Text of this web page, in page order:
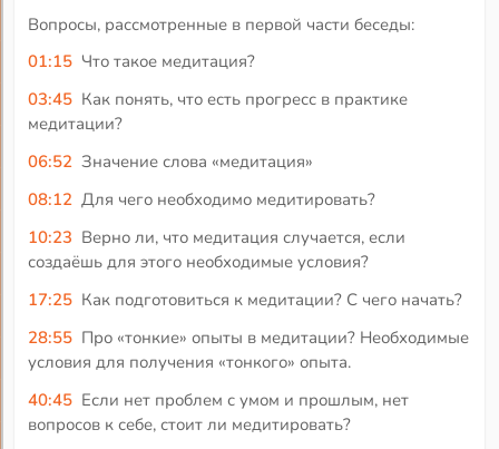
Вопросы, рассмотренные в первой части беседы:
01:15 Что такое медитация?
03:45 Как понять, что есть прогресс в практике
медитации?
06:52 Значение слова «медитация»
08:12 Для чего необходимо медитировать?
10:23 Верно ли, что медитация случается, если
создаёшь для этого необходимые условия?
17:25 Как подготовиться к медитации? С чего начать?
28:55 Про «тонкие» опыты в медитации? Необходимые
условия для получения «тонкого» опыта.
40:45 Если нет проблем с умом и прошлым, нет
вопросов к себе, стоит ли медитировать?